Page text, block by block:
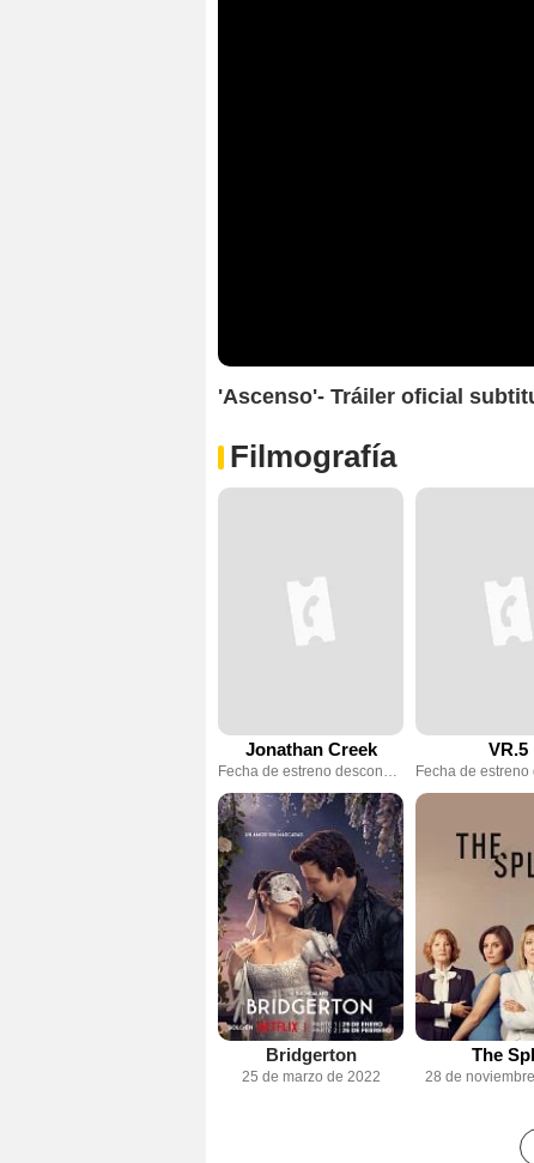
'Ascenso'- Tráiler oficial
Filmografía
Jonathan Creek
Fecha de estreno desconocida
VR.5
Bridgerton
25 de marzo de 2022
The
28 de